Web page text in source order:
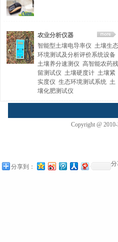
农业分析仪器
智能型土壤电导率仪 土壤生态
环境测试及分析评价系统设备
土壤养分速测仪 高智能农药残
留测试仪 土壤硬度计 土壤紧
实度仪 生态环境测试系统 土
壤化肥测试仪
Copyright @
分享到： 分